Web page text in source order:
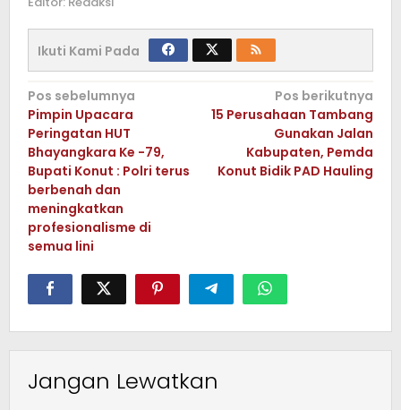
Ikuti Kami Pada
Navigasi
pos
Pos sebelumnya
Pimpin Upacara
Peringatan HUT
Bhayangkara Ke -79,
Bupati Konut : Polri terus
berbenah dan
meningkatkan
profesionalisme di
semua lini
Pos berikutnya
15 Perusahaan Tambang
Gunakan Jalan
Kabupaten, Pemda
Konut Bidik PAD Hauling
Jangan Lewatkan